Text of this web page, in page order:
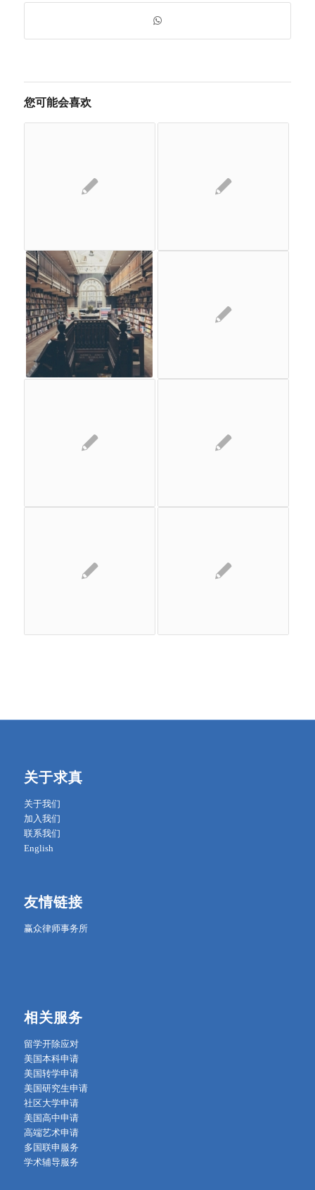
您可能会喜欢
关于求真
关于我们
加入我们
联系我们
English
友情链接
赢众律师事务所
相关服务
留学开除应对
美国本科申请
美国转学申请
美国研究生申请
社区大学申请
美国高中申请
高端艺术申请
多国联申服务
学术辅导服务